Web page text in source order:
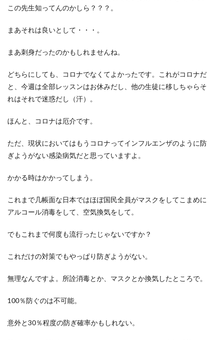
この先生知ってんのかしら？？？。
まあそれは良いとして・・・。
まあ刺身だったのかもしれませんね。
どちらにしても、コロナでなくてよかったです。これがコロナだ
と、今週は全部レッスンはお休みだし、他の生徒に移しちゃらそ
れはそれで迷惑だし（汗）。
ほんと、コロナは厄介です。
ただ、現状においてはもうコロナってインフルエンザのように防
ぎようがない感染病気だと思っていますよ。
かかる時はかかってしまう。
これまで几帳面な日本ではほぼ国民全員がマスクをしてこまめに
アルコール消毒をして、空気換気をして。
でもこれまで何度も流行ったじゃないですか？
これだけの対策でもやっぱり防ぎようがない。
無理なんですよ。所詮消毒とか、マスクとか換気したところで。
100％防ぐのは不可能。
意外と30％程度の防ぎ確率かもしれない。